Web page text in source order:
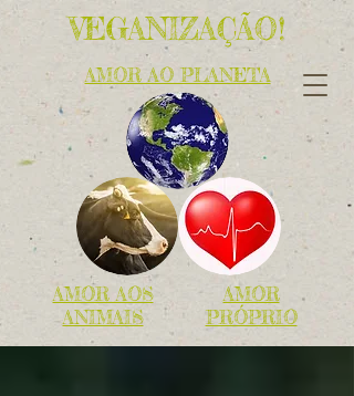
VEGANIZAÇÃO!
AMOR AO PLANETA
AMOR AOS
ANIMAIS
AMOR
PRÓPRIO